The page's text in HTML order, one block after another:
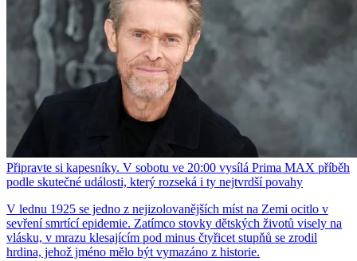
Připravte si kapesníky. V sobotu ve 20:00 vysílá Prima MAX příběh
podle skutečné události, který rozseká i ty nejtvrdší povahy
V lednu 1925 se jedno z nejizolovanějších míst na Zemi ocitlo v
sevření smrtící epidemie. Zatímco stovky dětských životů visely na
vlásku, v mrazu klesajícím pod minus čtyřicet stupňů se zrodil
hrdina, jehož jméno mělo být vymazáno z historie.